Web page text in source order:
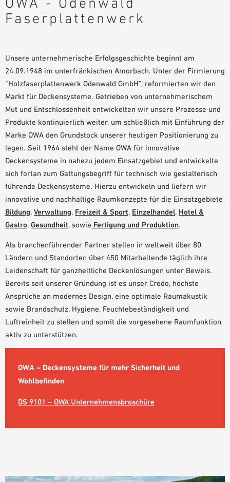
BIM/REVIT BIBLIOTHEK
OWA-SCHULUNGEN
MUSTERBESTELLUNG
Faserplattenwerk
Unsere unternehmerische Erfolgsgeschichte beginnt am
24.09.1948 im unterfränkischen Amorbach. Unter der Firmierung
“Holzfaserplattenwerk Odenwald GmbH”, reformierten wir den
Markt für Deckensysteme. Getrieben von unternehmerischem
Mut und Entschlossenheit entwickelten wir unsere Prozesse und
Produkte kontinuierlich weiter, um schließlich mit Einführung der
Marke OWA den Grundstock unserer heutigen Positionierung zu
legen. Seit 1964 steht der Name OWA für innovative
Deckensysteme in nahezu jedem Einsatzgebiet und entwickelte
sich fortan zum Gattungsbegriff für technisch wie gestalterisch
führende Deckensysteme. Hierzu entwickeln und liefern wir
innovative und nachhaltige Raumkonzepte für die Einsatzgebiete
Bildung, Verwaltung, Freizeit & Sport, Einzelhandel, Hotel &
Gastro, Gesundheit, sowie Fertigung und Produktion.
Als branchenführender Partner stellen in weltweit über 80
Ländern und Standorten über 450 Mitarbeitende täglich ihre
Leidenschaft für ganzheitliche Deckenlösungen unter Beweis.
Bereits seit unserer Gründung ist es unser Credo, höchste
Ansprüche an modernes Design, eine optimale Raumakustik
sowie Brandschutz, Hygiene, Feuchtebeständigkeit und
Luftreinheit zu stellen und somit die vorgesehene Raumfunktion
aktiv zu unterstützen.
OWA – Deckensysteme für mehr Sicherheit und
Wohlbefinden
DS 9101 – OWA Unternehmensbroschüre